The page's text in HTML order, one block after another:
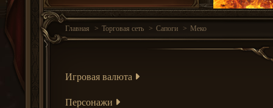
Главная Торговая сеть Сапоги Меко
Игровая валюта
Персонажи